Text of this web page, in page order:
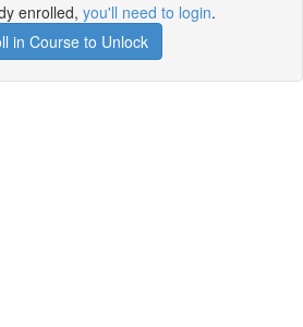
enrolled, you'll need to login.
in Course to Unlock